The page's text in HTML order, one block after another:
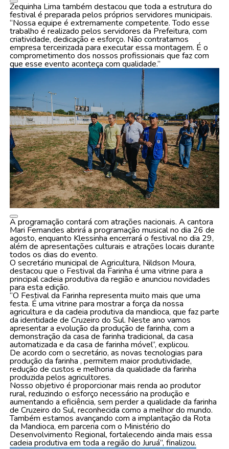
Zequinha Lima também destacou que toda a estrutura do
festival é preparada pelos próprios servidores municipais.
“Nossa equipe é extremamente competente. Todo esse
trabalho é realizado pelos servidores da Prefeitura, com
criatividade, dedicação e esforço. Não contratamos
empresa terceirizada para executar essa montagem. É o
comprometimento dos nossos profissionais que faz com
que esse evento aconteça com qualidade.”
A programação contará com atrações nacionais. A cantora
Mari Fernandes abrirá a programação musical no dia 26 de
agosto, enquanto Klessinha encerrará o festival no dia 29,
além de apresentações culturais e atrações locais durante
todos os dias do evento.
O secretário municipal de Agricultura, Nildson Moura,
destacou que o Festival da Farinha é uma vitrine para a
principal cadeia produtiva da região e anunciou novidades
para esta edição.
“O Festival da Farinha representa muito mais que uma
festa. É uma vitrine para mostrar a força da nossa
agricultura e da cadeia produtiva da mandioca, que faz parte
da identidade de Cruzeiro do Sul. Neste ano vamos
apresentar a evolução da produção de farinha, com a
demonstração da casa de farinha tradicional, da casa
automatizada e da casa de farinha móvel”, explicou.
De acordo com o secretário, as novas tecnologias para
produção da farinha , permitem maior produtividade,
redução de custos e melhoria da qualidade da farinha
produzida pelos agricultores.
Nosso objetivo é proporcionar mais renda ao produtor
rural, reduzindo o esforço necessário na produção e
aumentando a eficiência, sem perder a qualidade da farinha
de Cruzeiro do Sul, reconhecida como a melhor do mundo.
Também estamos avançando com a implantação da Rota
da Mandioca, em parceria com o Ministério do
Desenvolvimento Regional, fortalecendo ainda mais essa
cadeia produtiva em toda a região do Juruá”, finalizou.